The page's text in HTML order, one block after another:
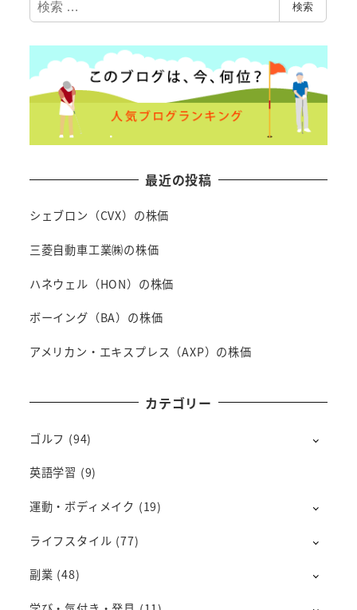
索
検索
最近の投稿
シェブロン（CVX）の株価
三菱自動車工業㈱の株価
ハネウェル（HON）の株価
ボーイング（BA）の株価
アメリカン・エキスプレス（AXP）の株価
カテゴリー
ゴルフ (94)
英語学習 (9)
運動・ボディメイク (19)
ライフスタイル (77)
副業 (48)